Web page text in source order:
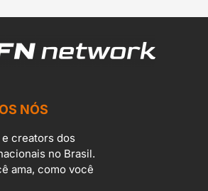
NÓS
e creators dos
no Brasil.
ama, como você